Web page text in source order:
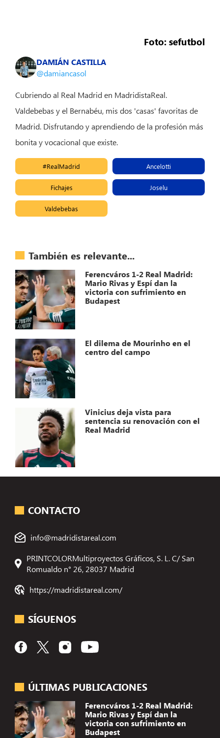
Foto: sefutbol
DAMIÁN CASTILLA
@damiancasol
Cubriendo al Real Madrid en MadridistaReal.
Valdebebas y el Bernabéu, mis dos 'casas' favoritas de
Madrid. Disfrutando y aprendiendo de la profesión más
bonita y vocacional que existe.
#RealMadrid Ancelotti
Fichajes Joselu
Valdebebas
También es relevante...
Ferencváros 1-2 Real Madrid:
Mario Rivas y Espí dan la
victoria con sufrimiento en
Budapest
El dilema de Mourinho en el
centro del campo
Vinicius deja vista para
sentencia su renovación con el
Real Madrid
ÚLTIMAS PUBLICACIONES
Ferencváros 1-2 Real Madrid:
Mario Rivas y Espí dan la
victoria con sufrimiento en
Budapest
CONTACTO
info@madridistareal.com
PRINTCOLORMultiproyectos Gráficos, S. L. C/ San
Romualdo n° 26, 28037 Madrid
https://madridistareal.com/
SÍGUENOS